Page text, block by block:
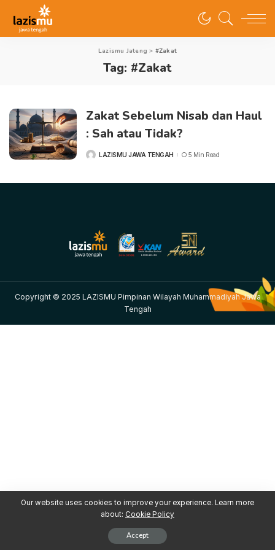
Lazismu Jateng > #Zakat
Tag: #Zakat
Zakat Sebelum Nisab dan Haul
: Sah atau Tidak?
LAZISMU JAWA TENGAH 5 Min Read
Copyright © 2025 LAZISMU Pimpinan Wilayah Muhammadiyah Jawa
Tengah
Our website uses cookies to improve your experience. Learn more
about: Cookie Policy
Accept